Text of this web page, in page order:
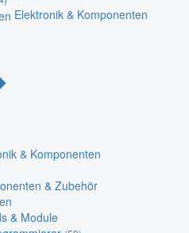
Elektronik & Komponenten
& Komponenten
& Zubehör
& Module